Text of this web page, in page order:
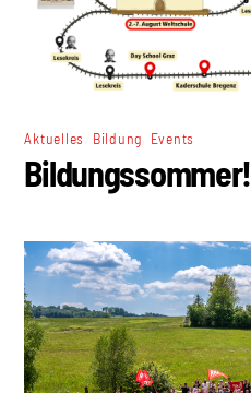
Aktuelles Bildung Events
Bildungssommer!